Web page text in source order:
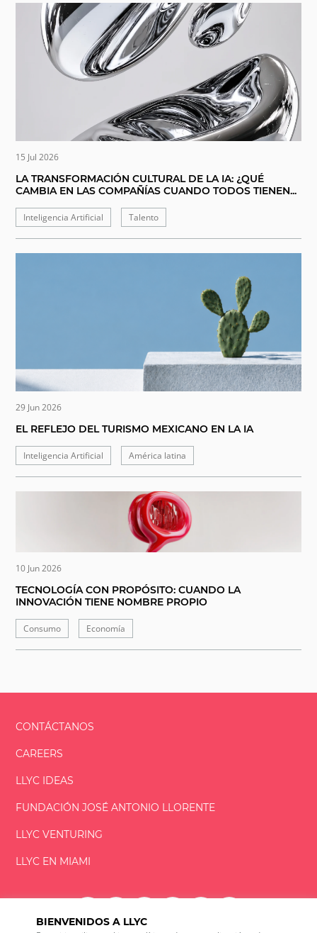
BIENVENIDOS A LLYC
15 Jul 2026
LA TRANSFORMACIÓN CULTURAL DE LA IA: ¿QUÉ
CAMBIA EN LAS COMPAÑÍAS CUANDO TODOS TIENEN...
Inteligencia Artificial Talento
29 Jun 2026
EL REFLEJO DEL TURISMO MEXICANO EN LA IA
Inteligencia Artificial América latina
10 Jun 2026
TECNOLOGÍA CON PROPÓSITO: CUANDO LA
INNOVACIÓN TIENE NOMBRE PROPIO
Consumo Economía
CONTÁCTANOS
CAREERS
LLYC IDEAS
FUNDACIÓNJOSÉ ANTONIO LLORENTE
LLYC VENTURING
LLYC EN MIAMI